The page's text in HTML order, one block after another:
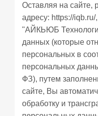
Оставляя на сайте,
адресу: https://iqb.ru/
"АЙКЬЮБ
данных (которые
персональных в
персональных
ФЗ), путем
сайте, Вы
обработку и